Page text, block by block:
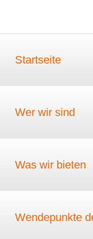
Startseite
Wer wir sind
Was wir bieten
Wendepunkte